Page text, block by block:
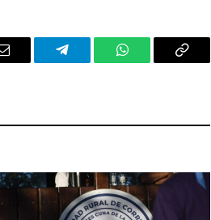
Email Telegram WhatsAppCopy